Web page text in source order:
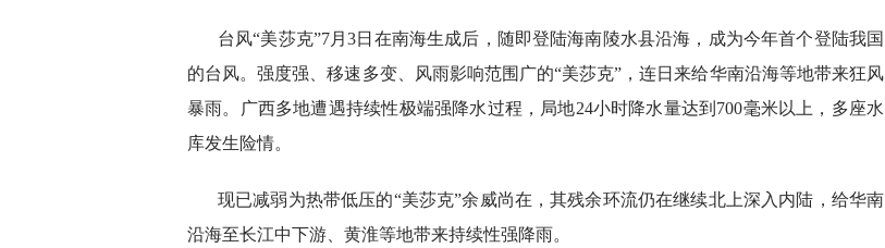
台风“美莎克”7月3日在南海生成后，随即登陆海南陵水县沿海，成为今年首个登陆我国
的台风。强度强、移速多变、风雨影响范围广的“美莎克”，连日来给华南沿海等地带来狂风
暴雨。广西多地遭遇持续性极端强降水过程，局地24小时降水量达到700毫米以上，多座水
库发生险情。
现已减弱为热带低压的“美莎克”余威尚在，其残余环流仍在继续北上深入内陆，给华南
沿海至长江中下游、黄淮等地带来持续性强降雨。